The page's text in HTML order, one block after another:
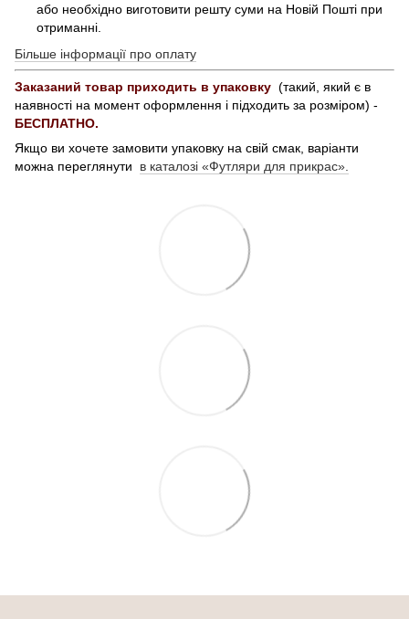
або необхідно виготовити решту суми на Новій Пошті при
отриманні.
Більше інформації про оплату
Заказаний товар приходить в упаковку (такий, який є в
наявності на момент оформлення і підходить за розміром) -
БЕСПЛАТНО.
Якщо ви хочете замовити упаковку на свій смак, варіанти
можна переглянути в каталозі «Футляри для прикрас».